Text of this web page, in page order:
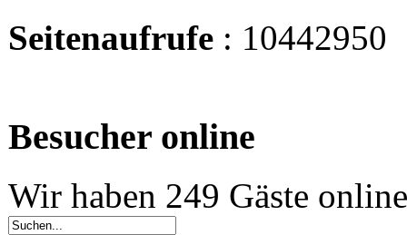
Seitenaufrufe: 10442950
Besucher online
Wir haben 249 Gäste online